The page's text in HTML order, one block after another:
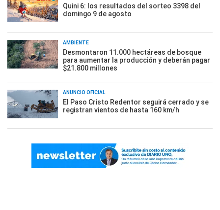
Quini 6: los resultados del sorteo 3398 del
domingo 9 de agosto
AMBIENTE
Desmontaron 11.000 hectáreas de bosque
para aumentar la producción y deberán pagar
$21.800 millones
ANUNCIO OFICIAL
El Paso Cristo Redentor seguirá cerrado y se
registran vientos de hasta 160 km/h